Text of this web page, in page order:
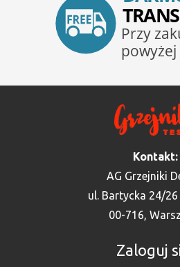
Kontakt:
AG Grzejniki
ul. Bartycka 24/26
00-716,
Zaloguj